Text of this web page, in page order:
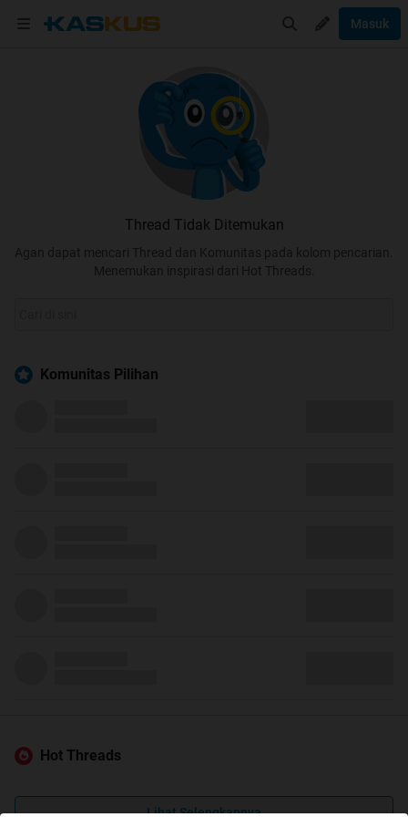
Masuk
Thread Tidak Ditemukan
Agan dapat mencari Thread dan Komunitas pada kolom pencarian.
Menemukan inspirasi dari Hot Threads.
Komunitas Pilihan
Hot Threads
Lihat Selengkapnya